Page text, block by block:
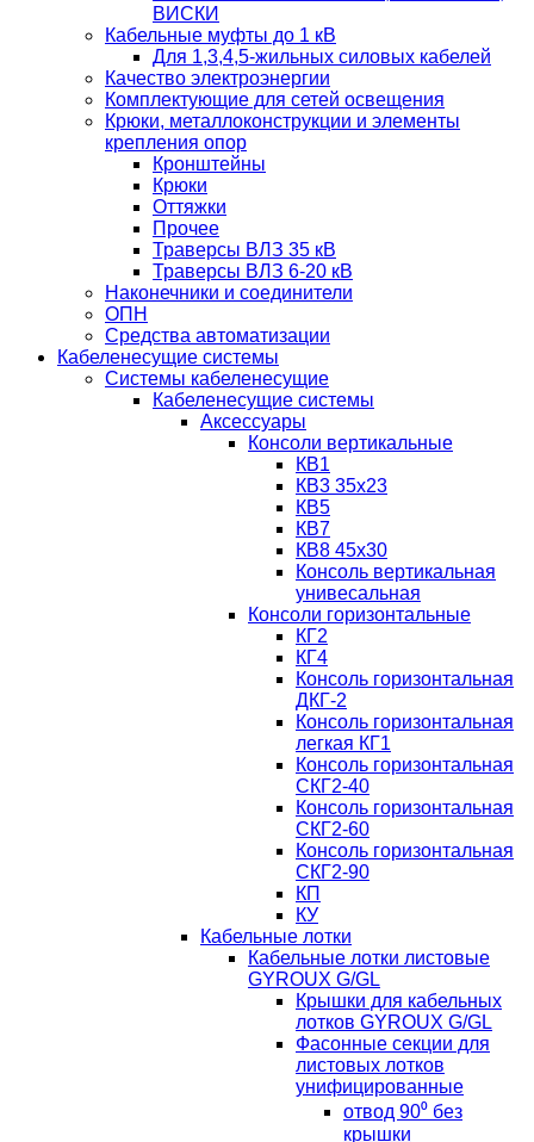
ВИСКИ
Кабельные муфты до 1 кВ
Для 1,3,4,5-жильных силовых кабелей
Качество электроэнергии
Комплектующие для сетей освещения
Крюки, металлоконструкции и элементы
крепления опор
Кронштейны
Крюки
Оттяжки
Прочее
Траверсы ВЛЗ 35 кВ
Траверсы ВЛЗ 6-20 кВ
Наконечники и соединители
ОПН
Средства автоматизации
Кабеленесущие системы
Системы кабеленесущие
Кабеленесущие системы
Аксессуары
Консоли вертикальные
КВ1
КВ3 35х23
КВ5
КВ7
КВ8 45х30
Консоль вертикальная
унивесальная
Консоли горизонтальные
КГ2
КГ4
Консоль горизонтальная
ДКГ-2
Консоль горизонтальная
легкая КГ1
Консоль горизонтальная
СКГ2-40
Консоль горизонтальная
СКГ2-60
Консоль горизонтальная
СКГ2-90
КП
КУ
Кабельные лотки
Кабельные лотки листовые
GYROUX G/GL
Крышки для кабельных
лотков GYROUX G/GL
Фасонные секции для
листовых лотков
унифицированные
отвод 90⁰ без
крышки